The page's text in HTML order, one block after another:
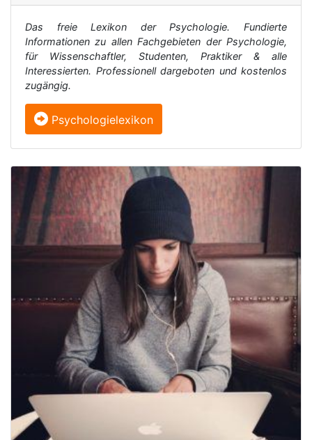
Das freie Lexikon der Psychologie. Fundierte
Informationen zu allen Fachgebieten der Psychologie,
für Wissenschaftler, Studenten, Praktiker & alle
Interessierten. Professionell dargeboten und kostenlos
zugängig.
Psychologielexikon